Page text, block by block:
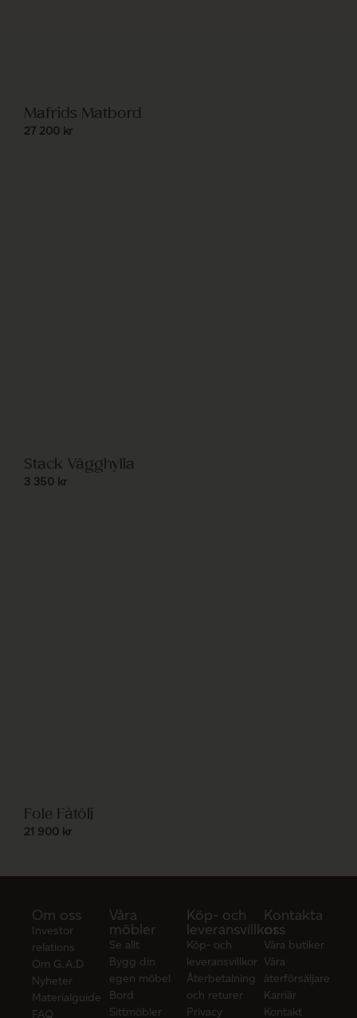
Mafrids Matbord
27 200 kr
Stack Vägghylla
3 350 kr
Fole Fåtölj
21 900 kr
Om oss
Investor
relations
Om G.A.D
Nyheter
Materialguide
FAQ
Våra
möbler
Se allt
Bygg din
egen möbel
Bord
Sittmöbler
Köp- och
leveransvillkor
Köp- och
leveransvillkor
Återbetalning
och returer
Privacy
Kontakta
oss
Våra butiker
Våra
återförsäljare
Karriär
Kontakt